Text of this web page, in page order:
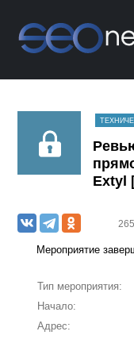
Extyl
Мероприятие
Тип мероприятия:
Начало:
Адрес: